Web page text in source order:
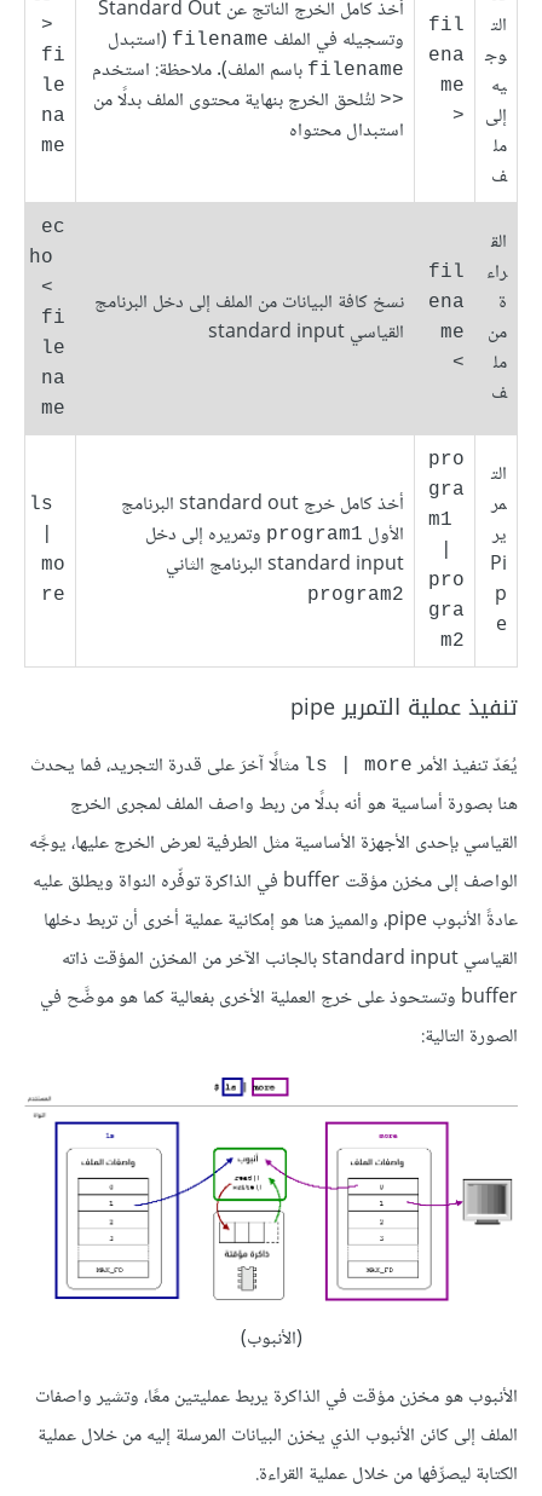
الت
وج
يه
إلى
مل
ف
fil
ena
<
أخذ كامل الخرج الناتج عن Standard Out
وتسجيله في الملف filename (استبدل
filename باسم الملف). ملاحظة: استخدم
<< لتُلحق الخرج بنهاية محتوى الملف بدلًا من
استبدال محتواه
>
fi
le
na
me
الق
راء
ة
من
مل
ف
fil
ena
>
نسخ كافة البيانات من الملف إلى دخل البرنامج
القياسي standard input
ec
ho
<
fi
le
na
me
الت
مر
ير
Pi
p
e
pro
gra
m1
pro
gra
m2
أخذ كامل خرج standard out البرنامج
الأول program1 وتمريره إلى دخل
standard input البرنامج الثاني
program2
ls
mo
re
تنفيذ عملية التمرير pipe
يُعَدّ تنفيذ الأمر ls | more مثالًا آخرَ على قدرة التجريد، فما يحدث
هنا بصورة أساسية هو أنه بدلًا من ربط واصف الملف لمجرى الخرج
القياسي بإحدى الأجهزة الأساسية مثل الطرفية لعرض الخرج عليها، يوجَّه
الواصف إلى مخزن مؤقت buffer في الذاكرة توفِّره النواة ويطلق عليه
عادةً الأنبوب pipe، والمميز هنا هو إمكانية عملية أخرى أن تربط دخلها
القياسي standard input بالجانب الآخر من المخزن المؤقت ذاته
buffer وتستحوذ على خرج العملية الأخرى بفعالية كما هو موضَّح في
الصورة التالية:
(الأنبوب)
الأنبوب هو مخزن مؤقت في الذاكرة يربط عمليتين معًا، وتشير واصفات
الملف إلى كائن الأنبوب الذي يخزن البيانات المرسلة إليه من خلال عملية
الكتابة ليصرِّفها من خلال عملية القراءة.